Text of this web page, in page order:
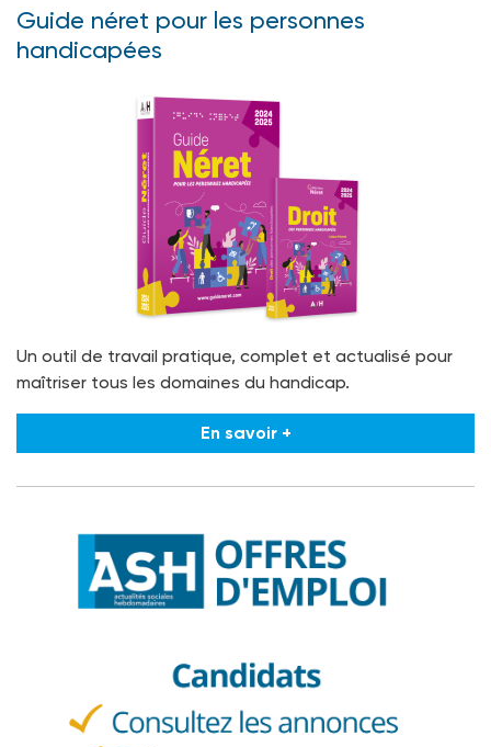
Guide néret pour les personnes
handicapées
Un outil de travail pratique, complet et actualisé pour
maîtriser tous les domaines du handicap.
En savoir +